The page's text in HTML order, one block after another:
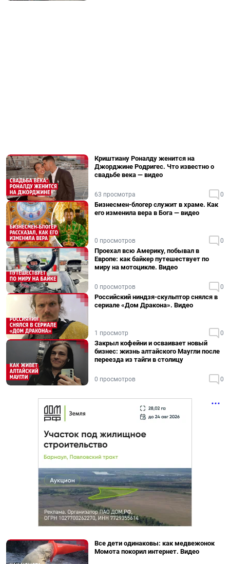
Криштиану Роналду женится на
Джорджине Родригес. Что известно о
свадьбе века — видео
63 просмотра 0
Бизнесмен-блогер служит в храме. Как
его изменила вера в Бога — видео
0 просмотров 0
Проехал всю Америку, побывал в
Европе: как байкер путешествует по
миру на мотоцикле. Видео
0 просмотров 0
Российский ниндзя-скульптор снялся в
сериале «Дом Дракона». Видео
1 просмотр 0
Закрыл кофейни и осваивает новый
бизнес: жизнь алтайского Маугли после
переезда из тайги в столицу
0 просмотров 0
Все дети одинаковы: как медвежонок
Момота покорил интернет. Видео